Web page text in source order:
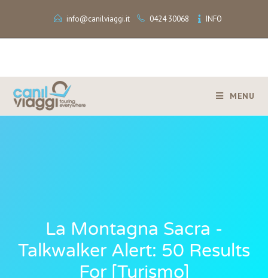
info@canilviaggi.it 0424 30068 INFO
MENU
La Montagna Sacra -
Talkwalker Alert: 50 Results
For [turismo]